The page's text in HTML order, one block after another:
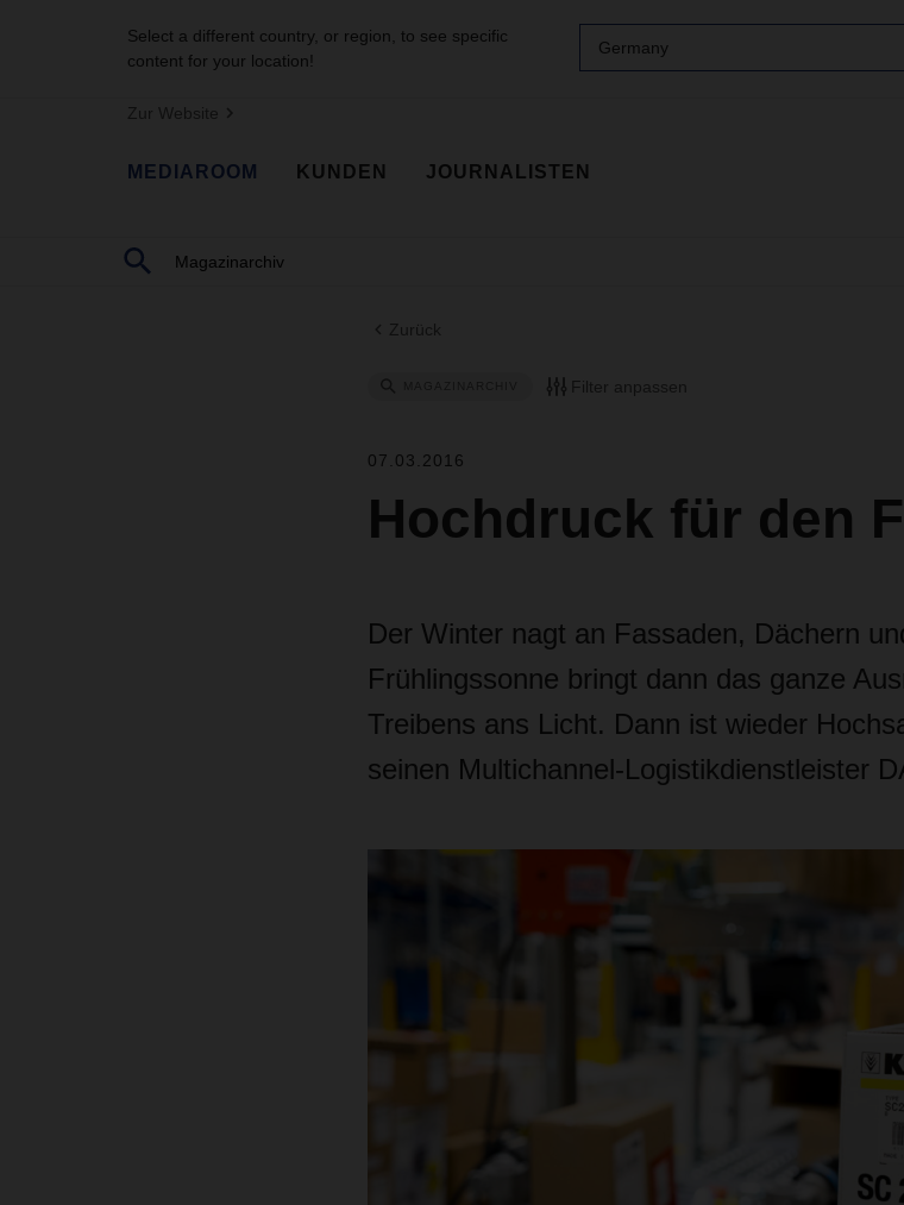
Select a different country, or region, to see specific
content for your location!
Germany
Zur Website
MEDIAROOM KUNDEN JOURNALISTEN
Zurück
Filter anpassen
07.03.2016
Hochdruck für den
Der Winter nagt an Fassaden, Dächern
Frühlingssonne bringt dann das ganze
Treibens ans Licht. Dann ist wieder
seinen Multichannel-Logistikdienstleister